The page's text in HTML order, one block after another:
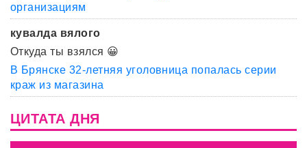
организациям
кувалда вялого
Откуда ты взялся 😀
В Брянске 32-летняя уголовница попалась серии
краж из магазина
ЦИТАТА ДНЯ